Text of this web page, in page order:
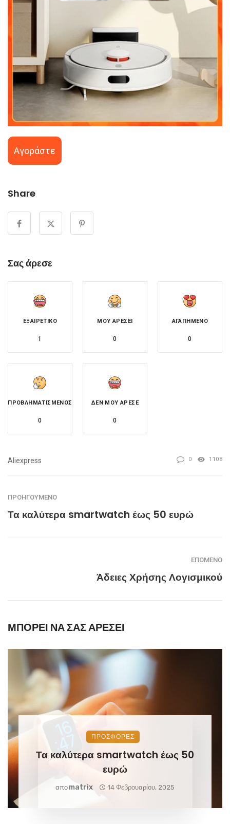
Αγοράστε
Share
Σας άρεσε
ΕΞΑΙΡΕΤΙΚΌ
1
ΜΟΥ ΑΡΈΣΕΙ
0
ΑΓΑΠΗΜΈΝΟ
0
ΠΡΟΒΛΗΜΑΤΙΣΜΈΝΟΣ
0
ΔΕΝ ΜΟΥ ΆΡΕΣΕ
0
Aliexpress 0 1108
ΠΡΟΗΓΟΎΜΕΝΟ
Τα καλύτερα smartwatch έως 50 ευρώ
ΕΠΌΜΕΝΟ
Άδειες Χρήσης Λογισμικού
ΜΠΟΡΕΊ ΝΑ ΣΑΣ ΑΡΈΣΕΙ
ΠΡΟΣΦΟΡΈΣ
Τα καλύτερα smartwatch έως 50
ευρώ
απο Matrix 14 Φεβρουαρίου, 2025